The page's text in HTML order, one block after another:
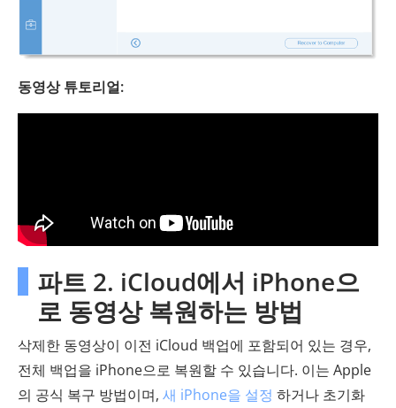
동영상 튜토리얼:
파트 2. iCloud에서 iPhone으
로 동영상 복원하는 방법
삭제한 동영상이 이전 iCloud 백업에 포함되어 있는 경우,
전체 백업을 iPhone으로 복원할 수 있습니다. 이는 Apple
의 공식 복구 방법이며, 새 iPhone을 설정 하거나 초기화